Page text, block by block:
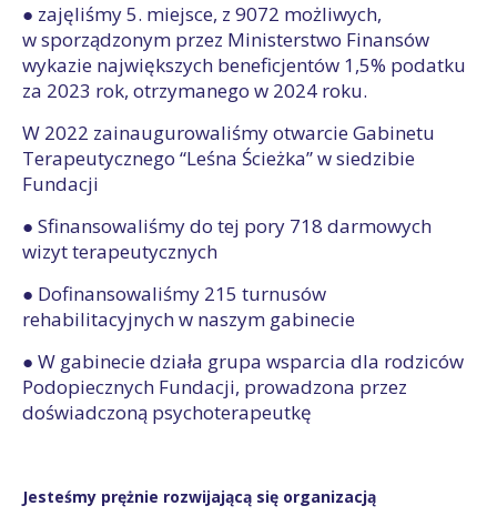
● zajęliśmy 5. miejsce, z 9072 możliwych,
w sporządzonym przez Ministerstwo Finansów
wykazie największych beneficjentów 1,5% podatku
za 2023 rok, otrzymanego w 2024 roku.
W 2022 zainaugurowaliśmy otwarcie Gabinetu
Terapeutycznego “Leśna Ścieżka” w siedzibie
Fundacji
● Sfinansowaliśmy do tej pory 718 darmowych
wizyt terapeutycznych
● Dofinansowaliśmy 215 turnusów
rehabilitacyjnych w naszym gabinecie
● W gabinecie działa grupa wsparcia dla rodziców
Podopiecznych Fundacji, prowadzona przez
doświadczoną psychoterapeutkę
Jesteśmy prężnie rozwijającą się organizacją